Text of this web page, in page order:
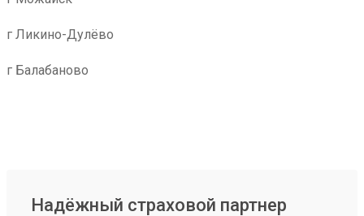
г Ликино-Дулёво
г Балабаново
Надёжный страховой партнер